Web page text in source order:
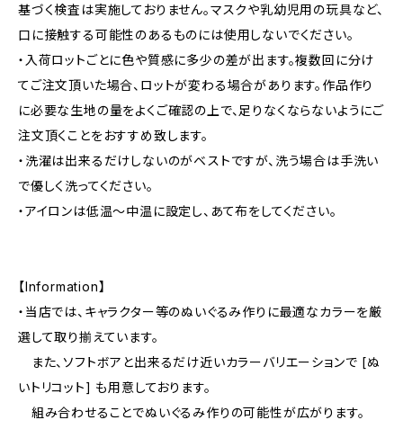
基づく検査は実施しておりません。マスクや乳幼児用の玩具など、
口に接触する可能性のあるものには使用しないでください。
・入荷ロットごとに色や質感に多少の差が出ます。複数回に分け
てご注文頂いた場合、ロットが変わる場合があります。作品作り
に必要な生地の量をよくご確認の上で、足りなくならないようにご
注文頂くことをおすすめ致します。
・洗濯は出来るだけしないのがベストですが、洗う場合は手洗い
で優しく洗ってください。
・アイロンは低温〜中温に設定し、あて布をしてください。
【Information】
・当店では、キャラクター等のぬいぐるみ作りに最適なカラーを厳
選して取り揃えています。
また、ソフトボアと出来るだけ近いカラーバリエーションで [ぬ
いトリコット] も用意しております。
組み合わせることでぬいぐるみ作りの可能性が広がります。